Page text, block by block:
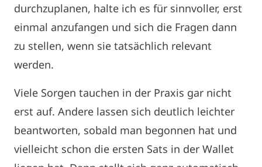
durchzuplanen, halte ich es für sinnvoller, erst
einmal anzufangen und sich die Fragen dann
zu stellen, wenn sie tatsächlich relevant
werden.
Viele Sorgen tauchen in der Praxis gar nicht
erst auf. Andere lassen sich deutlich leichter
beantworten, sobald man begonnen hat und
vielleicht schon die ersten Sats in der Wallet